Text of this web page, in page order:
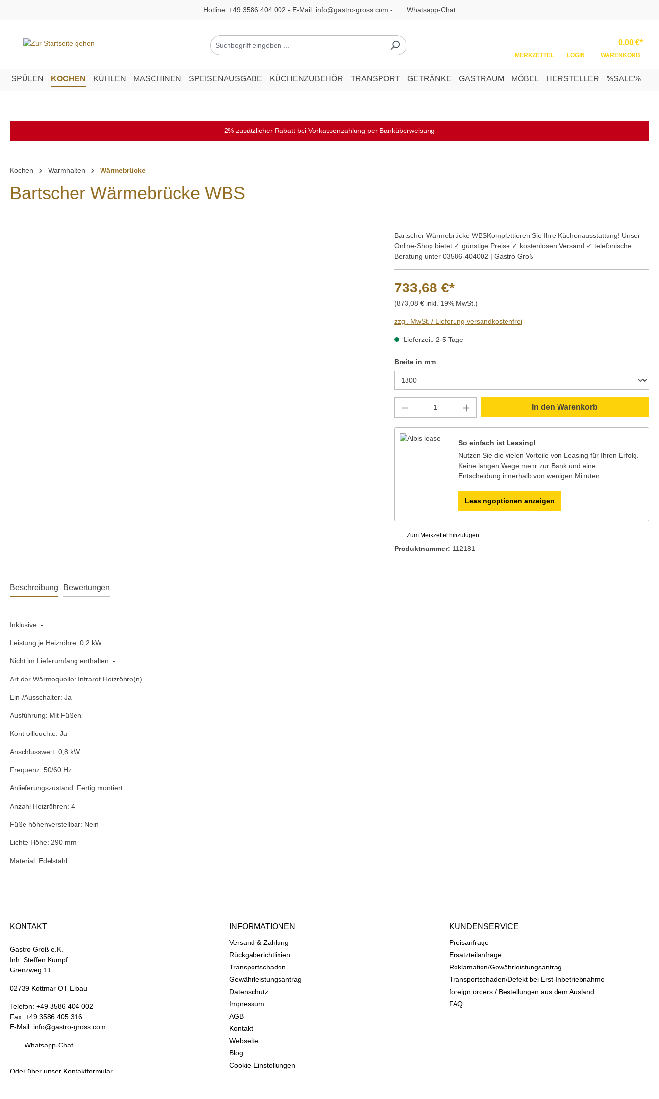
Hotline: +49 3586 404 002 - E-Mail: info@gastro-gross.com - Whatsapp-Chat
MERKZETTEL LOGIN
0,00 €*
WARENKORB
SPÜLEN KOCHEN KÜHLEN MASCHINEN SPEISENAUSGABE KÜCHENZUBEHÖR TRANSPORT GETRÄNKE GASTRAUM MÖBEL HERSTELLER %SALE%
2% zusätzlicher Rabatt bei Vorkassenzahlung per Banküberweisung
Kochen Warmhalten Wärmebrücke
Bartscher Wärmebrücke WBS
Bartscher Wärmebrücke WBSKomplettieren Sie Ihre Küchenausstattung! Unser
Online-Shop bietet ✓ günstige Preise ✓ kostenlosen Versand ✓ telefonische
Beratung unter 03586-404002 | Gastro Groß
733,68 €*
(873,08 € inkl. 19% MwSt.)
zzgl. MwSt. / Lieferung versandkostenfrei
Lieferzeit: 2-5 Tage
Breite in mmauswählen
Produkt Anzahl: Gib den gewünschten Wert ein
In den Warenkorb
So einfach ist Leasing!
Nutzen Sie die vielen Vorteile von Leasing für Ihren Erfolg.
Keine langen Wege mehr zur Bank und eine
Entscheidung innerhalb von wenigen Minuten.
Leasingoptionen anzeigen
Zum Merkzettel hinzufügen
Produktnummer: 112181
Beschreibung Bewertungen
Inklusive: -
Leistung je Heizröhre: 0,2 kW
Nicht im Lieferumfang enthalten: -
Art der Wärmequelle: Infrarot-Heizröhre(n)
Ein-/Ausschalter: Ja
Ausführung: Mit Füßen
Kontrollleuchte: Ja
Anschlusswert: 0,8 kW
Frequenz: 50/60 Hz
Anlieferungszustand: Fertig montiert
Anzahl Heizröhren: 4
Füße höhenverstellbar: Nein
Lichte Höhe: 290 mm
Material: Edelstahl
KONTAKT
Gastro Groß e.K.
Inh. Steffen Kumpf
Grenzweg 11
02739 Kottmar OT Eibau
Telefon: +49 3586 404 002
Fax: +49 3586 405 316
E-Mail: info@gastro-gross.com
Whatsapp-Chat
Oder über unser Kontaktformular.
INFORMATIONEN
Versand & Zahlung
Rückgaberichtlinien
Transportschaden
Gewährleistungsantrag
Datenschutz
Impressum
AGB
Kontakt
Webseite
Blog
Cookie-Einstellungen
KUNDENSERVICE
Preisanfrage
Ersatzteilanfrage
Reklamation/Gewährleistungsantrag
Transportschaden/Defekt bei Erst-Inbetriebnahme
foreign orders / Bestellungen aus dem Ausland
FAQ